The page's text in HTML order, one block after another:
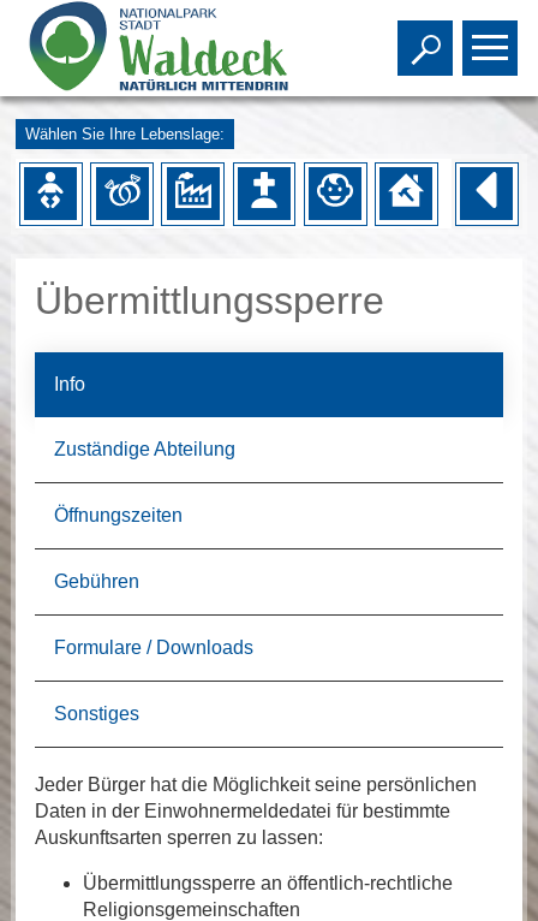
Toggle
Wählen Sie Ihre Lebenslage:
Übermittlungssperre
Info
Zuständige Abteilung
Öffnungszeiten
Gebühren
Formulare / Downloads
Sonstiges
Jeder Bürger hat die Möglichkeit seine persönlichen
Daten in der Einwohnermeldedatei für bestimmte
Auskunftsarten sperren zu lassen:
Übermittlungssperre an öffentlich-rechtliche
Religionsgemeinschaften